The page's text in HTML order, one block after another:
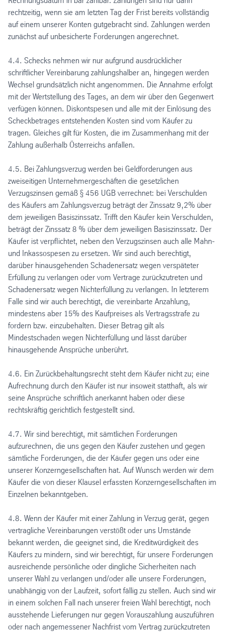
rechtzeitig, wenn sie am letzten Tag der Frist bereits vollständig
auf einem unserer Konten gutgebracht sind. Zahlungen werden
zunächst auf unbesicherte Forderungen angerechnet.
4.4. Schecks nehmen wir nur aufgrund ausdrücklicher
schriftlicher Vereinbarung zahlungshalber an, hingegen werden
Wechsel grundsätzlich nicht angenommen. Die Annahme erfolgt
mit der Wertstellung des Tages, an dem wir über den Gegenwert
verfügen können. Diskontspesen und alle mit der Einlösung des
Scheckbetrages entstehenden Kosten sind vom Käufer zu
tragen. Gleiches gilt für Kosten, die im Zusammenhang mit der
Zahlung außerhalb Österreichs anfallen.
4.5. Bei Zahlungsverzug werden bei Geldforderungen aus
zweiseitigen Unternehmergeschäften die gesetzlichen
Verzugszinsen gemäß § 456 UGB verrechnet: bei Verschulden
des Käufers am Zahlungsverzug beträgt der Zinssatz 9,2% über
dem jeweiligen Basiszinssatz. Trifft den Käufer kein Verschulden,
beträgt der Zinssatz 8 % über dem jeweiligen Basiszinssatz. Der
Käufer ist verpflichtet, neben den Verzugszinsen auch alle Mahn-
und Inkassospesen zu ersetzen. Wir sind auch berechtigt,
darüber hinausgehenden Schadenersatz wegen verspäteter
Erfüllung zu verlangen oder vom Vertrage zurückzutreten und
Schadenersatz wegen Nichterfüllung zu verlangen. In letzterem
Falle sind wir auch berechtigt, die vereinbarte Anzahlung,
mindestens aber 15% des Kaufpreises als Vertragsstrafe zu
fordern bzw. einzubehalten. Dieser Betrag gilt als
Mindestschaden wegen Nichterfüllung und lässt darüber
hinausgehende Ansprüche unberührt.
4.6. Ein Zurückbehaltungsrecht steht dem Käufer nicht zu; eine
Aufrechnung durch den Käufer ist nur insoweit statthaft, als wir
seine Ansprüche schriftlich anerkannt haben oder diese
rechtskräftig gerichtlich festgestellt sind.
4.7. Wir sind berechtigt, mit sämtlichen Forderungen
aufzurechnen, die uns gegen den Käufer zustehen und gegen
sämtliche Forderungen, die der Käufer gegen uns oder eine
unserer Konzerngesellschaften hat. Auf Wunsch werden wir dem
Käufer die von dieser Klausel erfassten Konzerngesellschaften im
Einzelnen bekanntgeben.
4.8. Wenn der Käufer mit einer Zahlung in Verzug gerät, gegen
vertragliche Vereinbarungen verstößt oder uns Umstände
bekannt werden, die geeignet sind, die Kreditwürdigkeit des
Käufers zu mindern, sind wir berechtigt, für unsere Forderungen
ausreichende persönliche oder dingliche Sicherheiten nach
unserer Wahl zu verlangen und/oder alle unsere Forderungen,
unabhängig von der Laufzeit, sofort fällig zu stellen. Auch sind wir
in einem solchen Fall nach unserer freien Wahl berechtigt, noch
ausstehende Lieferungen nur gegen Vorauszahlung auszuführen
oder nach angemessener Nachfrist vom Vertrag zurückzutreten